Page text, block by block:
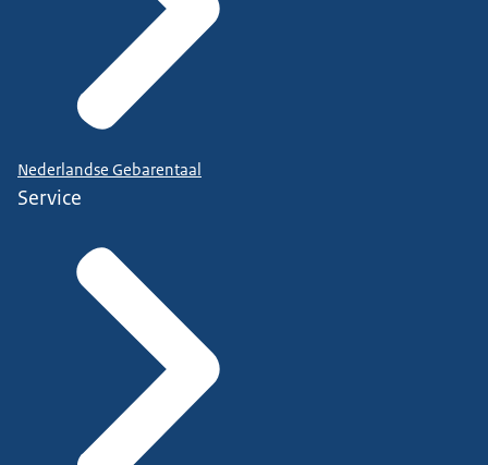
Nederlandse Gebarentaal
Service